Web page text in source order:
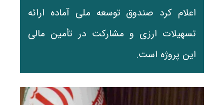
اعلام کرد صندوق توسعه ملی آماده ارائه
تسهیلات ارزی و مشارکت در تأمین مالی
این پروژه است.